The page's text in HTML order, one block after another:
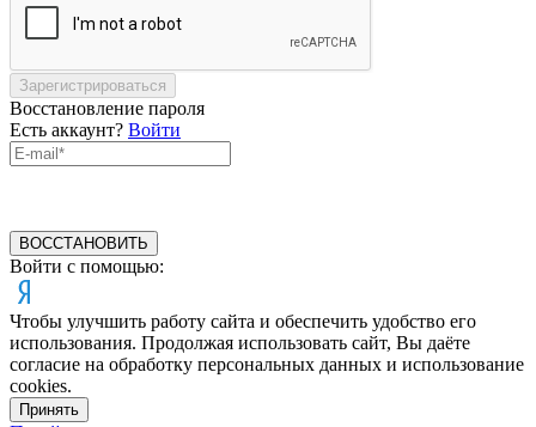
Зарегистрироваться
Восстановление пароля
Есть аккаунт? Войти
ВОССТАНОВИТЬ
Войти с помощью:
Чтобы улучшить работу сайта и обеспечить удобство его
использования. Продолжая использовать сайт, Вы даёте
согласие на обработку персональных данных и использование
cookies.
Принять